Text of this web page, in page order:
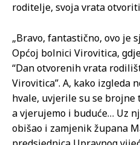
roditelje, svoja vrata
„Bravo, fantastično, ovo je
Općoj bolnici Virovitica,
“Dan otvorenih vrata
Virovitica”. A, kako izgleda
hvale, uvjerile su se brojne
a vjerujemo i buduće… Uz
obišao i zamjenik župana